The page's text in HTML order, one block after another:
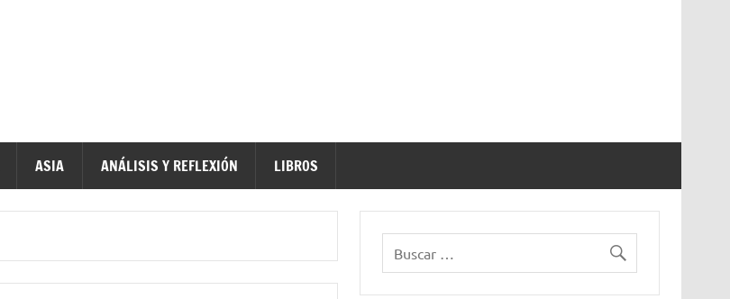
ASIA ANÁLISIS Y REFLEXIÓN LIBROS